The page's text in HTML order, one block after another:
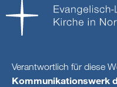
Verantwortlich für diese
Kommunikationswerk